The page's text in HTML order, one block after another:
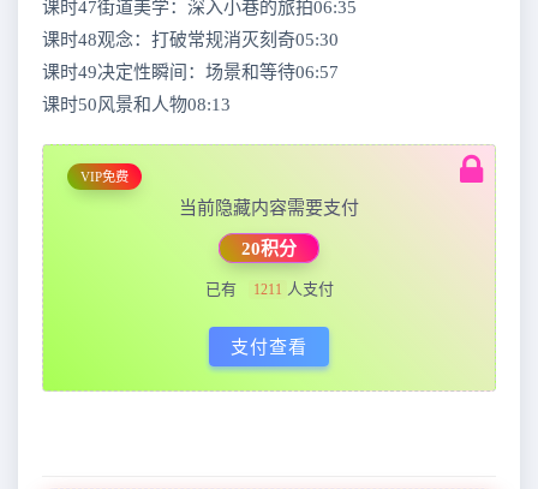
课时47街道美学：深入小巷的旅拍06:35
课时48观念：打破常规消灭刻奇05:30
课时49决定性瞬间：场景和等待06:57
课时50风景和人物08:13
VIP免费
当前隐藏内容需要支付
20积分
已有 1211 人支付
支付查看